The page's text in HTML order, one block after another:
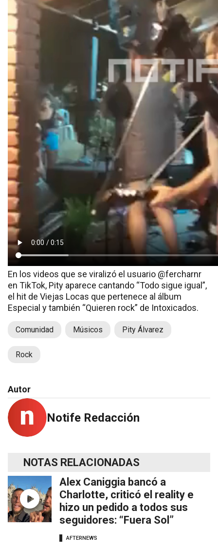
En los videos que se viralizó el usuario @fercharnr
en TikTok, Pity aparece cantando “Todo sigue igual”,
el hit de Viejas Locas que pertenece al álbum
Especial y también “Quieren rock” de Intoxicados.
Comunidad Músicos Pity Álvarez
Rock
Autor
Notife Redacción
NOTAS RELACIONADAS
Alex Caniggia bancó a
Charlotte, criticó el reality e
hizo un pedido a todos sus
seguidores: “Fuera Sol”
AFTERNEWS